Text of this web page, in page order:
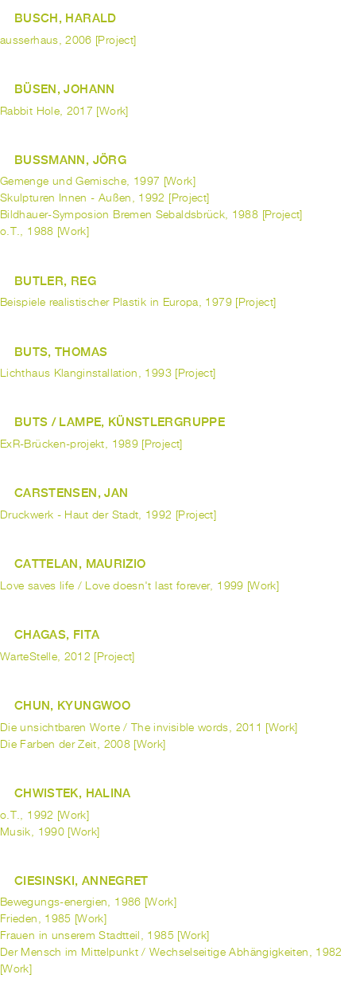
BUSCH, HARALD
ausserhaus, 2006 [Project]
BÜSEN, JOHANN
Rabbit Hole, 2017 [Work]
BUSSMANN, JÖRG
Gemenge und Gemische, 1997 [Work]
Skulpturen Innen - Außen, 1992 [Project]
Bildhauer-Symposion Bremen Sebaldsbrück, 1988 [Project]
o.T., 1988 [Work]
BUTLER, REG
Beispiele realistischer Plastik in Europa, 1979 [Project]
BUTS, THOMAS
Lichthaus Klanginstallation, 1993 [Project]
BUTS / LAMPE, KÜNSTLERGRUPPE
ExR-Brücken-projekt, 1989 [Project]
CARSTENSEN, JAN
Druckwerk - Haut der Stadt, 1992 [Project]
CATTELAN, MAURIZIO
Love saves life / Love doesn't last forever, 1999 [Work]
CHAGAS, FITA
WarteStelle, 2012 [Project]
CHUN, KYUNGWOO
Die unsichtbaren Worte / The invisible words, 2011 [Work]
Die Farben der Zeit, 2008 [Work]
CHWISTEK, HALINA
o.T., 1992 [Work]
Musik, 1990 [Work]
CIESINSKI, ANNEGRET
Bewegungs-energien, 1986 [Work]
Frieden, 1985 [Work]
Frauen in unserem Stadtteil, 1985 [Work]
Der Mensch im Mittelpunkt / Wechselseitige Abhängigkeiten, 1982
[Work]